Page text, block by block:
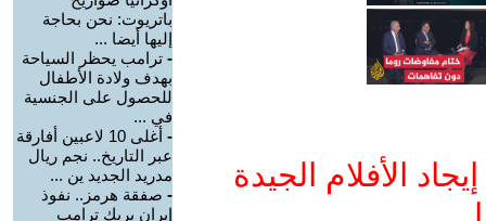
الأفلام الجيدة
باتريوت: نحن بحاجة
إليها أيضا ...
- ترامب يحظر السياحة
بهدف ولادة الأطفال
للحصول على الجنسية
في ...
-
أغلى 10 لاعبين أفارقة
عبر التاريخ.. نجم ريال
مدريد الجديد ين ...
- صفقة هرمز.. نفوذ
إيران يربك ترامب